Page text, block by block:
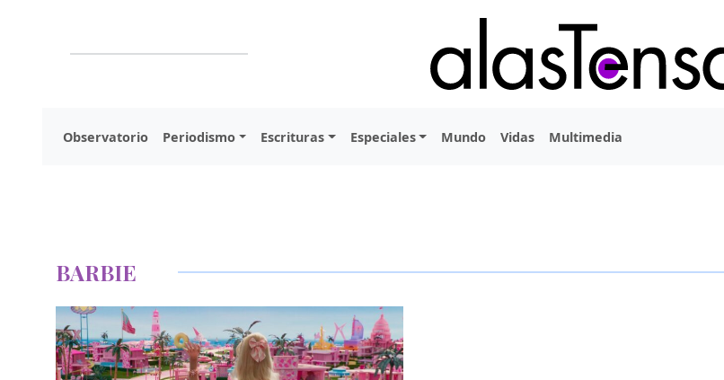
Observatorio Periodismo Escrituras Especiales Mundo Vidas Multimedia
BARBIE